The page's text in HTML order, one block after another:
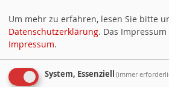
WEBSOZIS
Um mehr zu erfahren, lesen Sie bitte
Datenschutzerklärung. Das
Impressum.
System, Essenziell (immer